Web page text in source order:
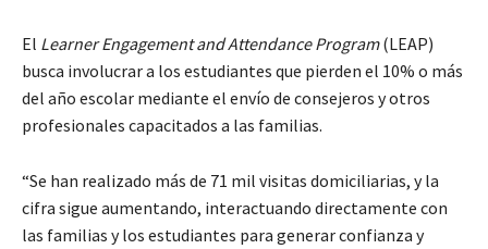
El Learner Engagement and Attendance Program(LEAP)
busca involucrar a los estudiantes que pierden el 10% o más
del año escolar mediante el envío de consejeros y otros
profesionales capacitados a las familias.
“Se han realizado más de 71 mil visitas domiciliarias, y la
cifra sigue aumentando, interactuando directamente con
las familias y los estudiantes para generar confianza y